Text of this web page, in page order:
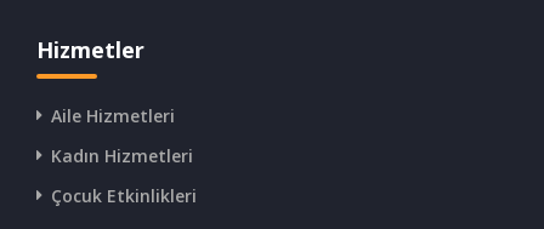
Hizmetler
Aile Hizmetleri
Kadın Hizmetleri
Çocuk Etkinlikleri